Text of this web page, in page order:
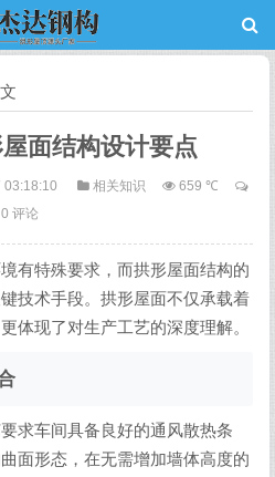
面结构设计要点
03:18:10 相关知识
659 ℃
0 评论
有特殊要求，而拱形屋面结构的
技术手段。拱形屋面不仅承载着
体现了对生产工艺的深度理解。
求车间具备良好的通风散热条
面形态，在无需增加墙体高度的